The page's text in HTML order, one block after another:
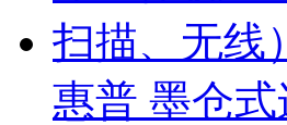
惠普 墨仓